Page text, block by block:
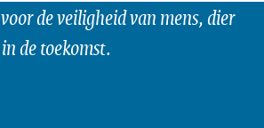
de veiligheid van mens, dier
de toekomst.